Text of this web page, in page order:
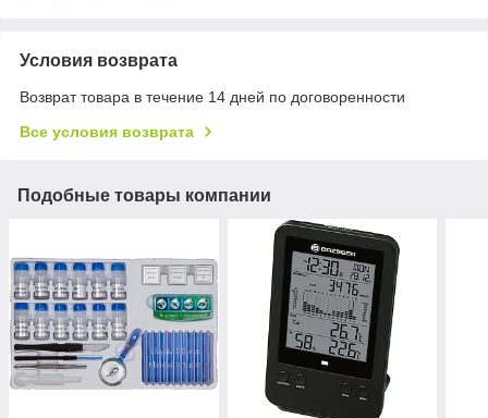
Условия возврата
Возврат товара в течение 14 дней по договоренности
Все условия возврата
Подобные товары компании